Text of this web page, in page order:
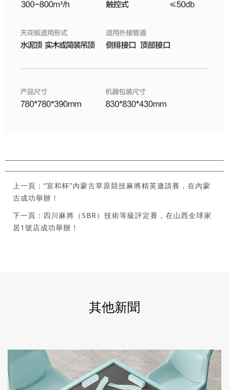
上一頁：“宣和杯”內蒙古草原競技麻將精英邀請賽，在內蒙
古成功舉辦！
下一頁：四川麻將（SBR）技術等級評定賽，在山西全球家
居1號店成功舉辦！
其他新聞